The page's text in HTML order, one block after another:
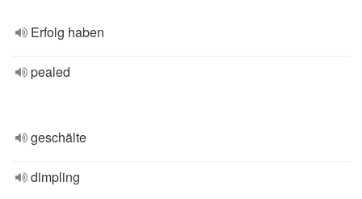
Erfolg haben
pealed
geschälte
dimpling